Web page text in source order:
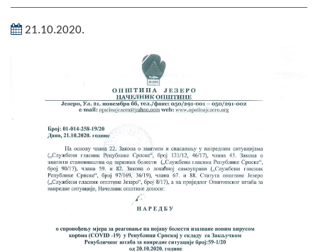
Скупштинско вијеће општине језеро
Састав Скупштине
Службени Гласници
ОПШТИНСКА УПРАВА
ИНФО
21.10.2020.